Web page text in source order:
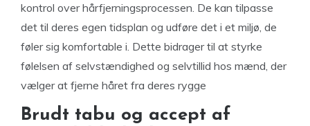
kontrol over hårfjerningsprocessen. De kan tilpasse
det til deres egen tidsplan og udføre det i et miljø, de
føler sig komfortable i. Dette bidrager til at styrke
følelsen af selvstændighed og selvtillid hos mænd, der
vælger at fjerne håret fra deres rygge
Brudt tabu og accept af